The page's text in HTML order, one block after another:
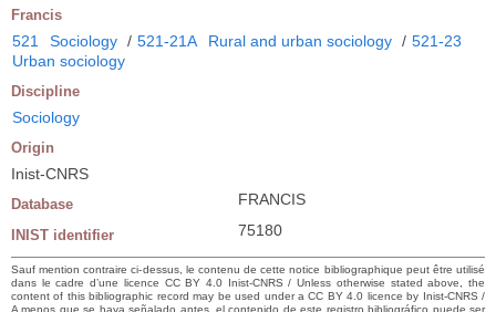
Francis
521 Sociology / 521-21A Rural and urban sociology / 521-23
Urban sociology
Discipline
Sociology
Origin
Inist-CNRS
Database FRANCIS
INIST identifier 75180
Sauf mention contraire ci-dessus, le contenu de cette notice bibliographique peut être utilisé
dans le cadre d’une licence CC BY 4.0 Inist-CNRS / Unless otherwise stated above, the
content of this bibliographic record may be used under a CC BY 4.0 licence by Inist-CNRS /
A menos que se haya señalado antes, el contenido de este registro bibliográfico puede ser